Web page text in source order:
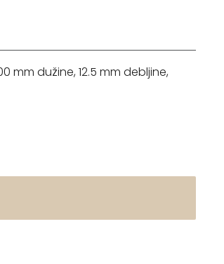
mm dužine, 12.5 mm debljine,